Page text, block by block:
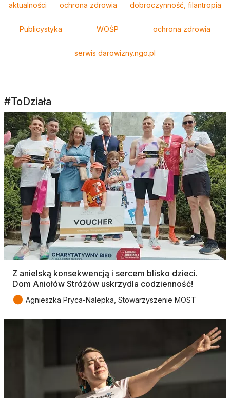
aktualności ochrona zdrowia dobroczynność, filantropia
Publicystyka WOŚP ochrona zdrowia
serwis darowizny.ngo.pl
#ToDziała
Z anielską konsekwencją i sercem blisko dzieci.
Dom Aniołów Stróżów uskrzydla codzienność!
● Agnieszka Pryca-Nalepka, Stowarzyszenie MOST